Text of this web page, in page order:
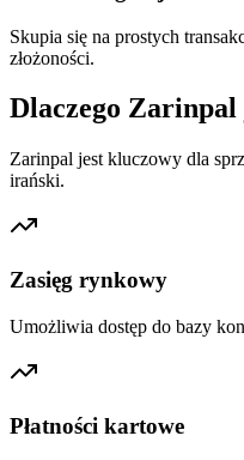
Skupia się na prostych
złożoności.
Dlaczego Zarinpal
Zarinpal jest kluczowy dla
irański.
Zasięg rynkowy
Umożliwia dostęp do bazy
Płatności kartowe